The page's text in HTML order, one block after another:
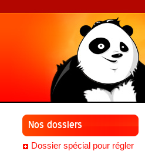
Nos dossiers
Dossier spécial pour régler